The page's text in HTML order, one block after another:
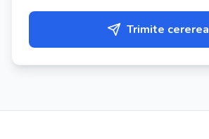
Trimite cererea